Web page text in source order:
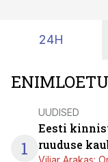
24H
1
UUDISED
Eesti
ruuduse
Viljar Arakas: